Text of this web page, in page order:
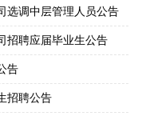
选调中层管理人员公告
招聘应届毕业生公告
告
招聘公告